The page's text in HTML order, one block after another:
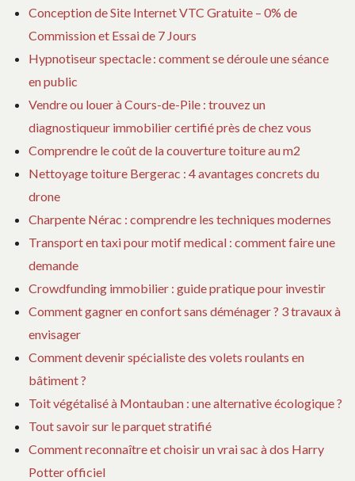
Conception de Site Internet VTC Gratuite – 0% de
Commission et Essai de 7 Jours
Hypnotiseur spectacle : comment se déroule une séance
en public
Vendre ou louer à Cours-de-Pile : trouvez un
diagnostiqueur immobilier certifié près de chez vous
Comprendre le coût de la couverture toiture au m2
Nettoyage toiture Bergerac : 4 avantages concrets du
drone
Charpente Nérac : comprendre les techniques modernes
Transport en taxi pour motif medical : comment faire une
demande
Crowdfunding immobilier : guide pratique pour investir
Comment gagner en confort sans déménager ? 3 travaux à
envisager
Comment devenir spécialiste des volets roulants en
bâtiment ?
Toit végétalisé à Montauban : une alternative écologique ?
Tout savoir sur le parquet stratifié
Comment reconnaître et choisir un vrai sac à dos Harry
Potter officiel